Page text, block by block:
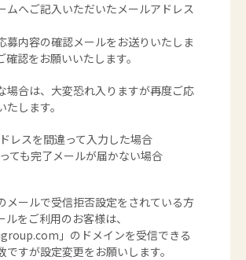
ムへご記入いただいたメールアドレス
、
確認メールをお送りいたしま
確認をお願いいたします。​
場合は、大変恐れ入りますが再度ご応
します。
レスを間違って入力した場合
ても完了メールが届かない場合
メールで受信拒否設定をされている方
ルをご利用のお客様は、
」のドメインを受信できる
ですが設定変更をお願いします。​​